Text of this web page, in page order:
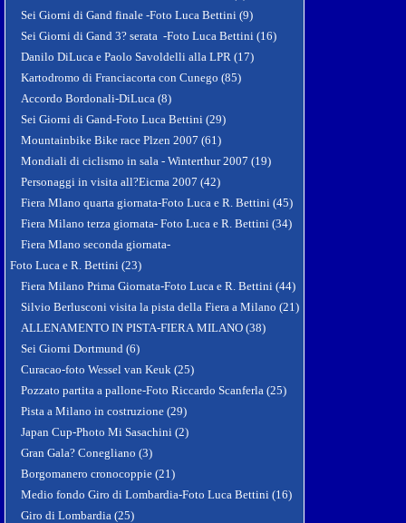
Sei Giorni di Gand finale -Foto Luca Bettini (9)
Sei Giorni di Gand 3? serata -Foto Luca Bettini (16)
Danilo DiLuca e Paolo Savoldelli alla LPR (17)
Kartodromo di Franciacorta con Cunego (85)
Accordo Bordonali-DiLuca (8)
Sei Giorni di Gand-Foto Luca Bettini (29)
Mountainbike Bike race Plzen 2007 (61)
Mondiali di ciclismo in sala - Winterthur 2007 (19)
Personaggi in visita all?Eicma 2007 (42)
Fiera Mlano quarta giornata-Foto Luca e R. Bettini (45)
Fiera Milano terza giornata- Foto Luca e R. Bettini (34)
Fiera Mlano seconda giornata-
Foto Luca e R. Bettini (23)
Fiera Milano Prima Giornata-Foto Luca e R. Bettini (44)
Silvio Berlusconi visita la pista della Fiera a Milano (21)
ALLENAMENTO IN PISTA-FIERA MILANO (38)
Sei Giorni Dortmund (6)
Curacao-foto Wessel van Keuk (25)
Pozzato partita a pallone-Foto Riccardo Scanferla (25)
Pista a Milano in costruzione (29)
Japan Cup-Photo Mi Sasachini (2)
Gran Gala? Conegliano (3)
Borgomanero cronocoppie (21)
Medio fondo Giro di Lombardia-Foto Luca Bettini (16)
Giro di Lombardia (25)